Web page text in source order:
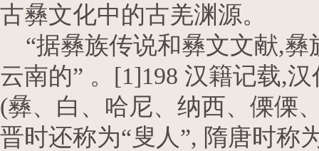
古彝文化中的古羌渊源。
“据彝族传说和彝文文献,彝
云南的” 。[1]198 汉籍记载,
(彝、白、哈尼、纳西、傈傈
晋时还称为“叟人”, 隋唐时称